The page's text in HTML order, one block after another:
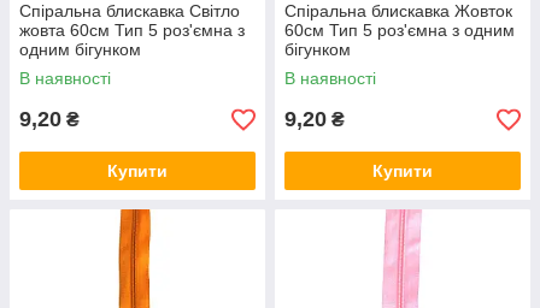
Спіральна блискавка Світло
жовта 60см Тип 5 роз'ємна з
одним бігунком
В наявності
9,20 ₴
Купити
Спіральна блискавка Жовток
60см Тип 5 роз'ємна з одним
бігунком
В наявності
9,20 ₴
Купити